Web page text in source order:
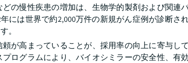
の慢性疾患の増加は、生物学的製剤および関連
年には世界で約2,000万件の新規がん症例が診断
。
が高まっていることが、採用率の向上に寄与し
ログラムにより、バイオシミラーの安全性、有